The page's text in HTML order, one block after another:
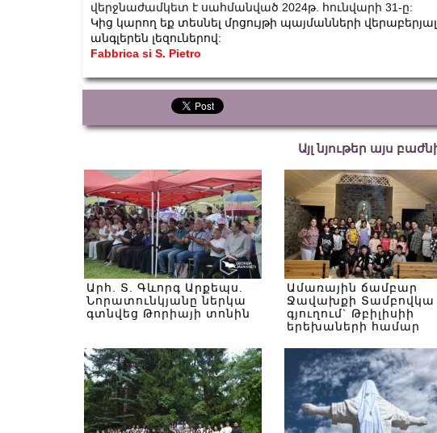
վերջնաժամկետ է սահմանված 2024թ. հունվարի 31-ը:
Կից կարող եք տեսնել մրցույթի պայմանների
անգլերեն լեզուներով:
Fabbrica si S. Pietro
Այլ նյութեր այս
Արհ. Տ. Գևորգ Արքեպս.
Նորատունկյանը ներկա
գտնվեց Թորիայի տոնին
Ամառային ճամբար
Ջավախքի Տամբովկա
գյուղում` Թբիլիսիի
երեխաների համար